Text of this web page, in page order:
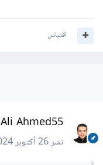
اقتباس
Ali Ahmed55
نشر26 أكتوبر 2024